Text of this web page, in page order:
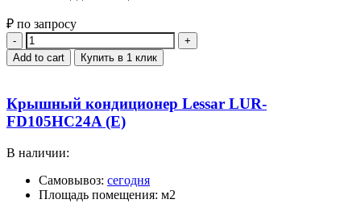
₽ по запросу
Quantity
Add to cart Купить в 1 клик
Крышный кондиционер Lessar LUR-
FD105HC24A (E)
В наличии:
Самовывоз: сегодня
Площадь помещения: м2